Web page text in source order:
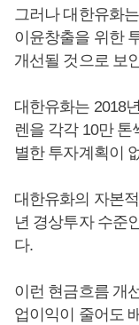
그러나 대한유화
이윤창출을 위한
개선될 것으로 보
대한유화는 2018
렌을 각각 10만 톤
별한 투자계획이
대한유화의 자본
년 경상투자 수준
다.
이런 현금흐름 개
업이익이 줄어도